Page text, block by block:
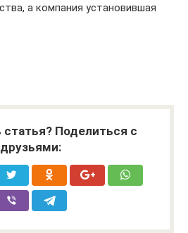
а компания установившая
статья? Поделиться с
друзьями: